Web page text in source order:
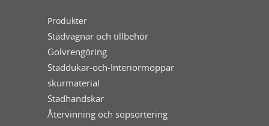
Produkter
Städvagnar och tillbehör
Golvrengöring
Staddukar-och-Interiormoppar
skurmaterial
Stadhandskar
Återvinning och sopsortering